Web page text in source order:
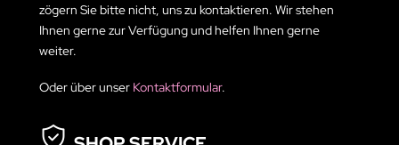
zögern Sie bitte nicht, uns zu kontaktieren. Wir stehen
Ihnen gerne zur Verfügung und helfen Ihnen gerne
weiter.
Oder über unser Kontaktformular.